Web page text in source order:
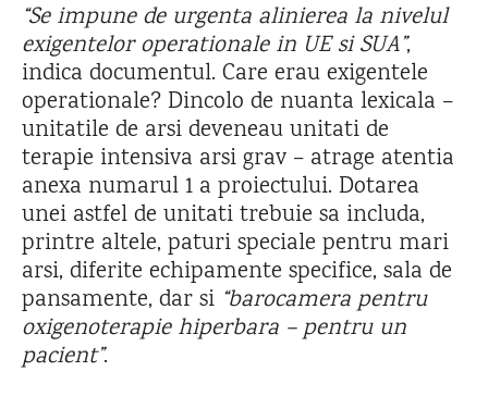
“Se impune de urgenta alinierea la nivelul
exigentelor operationale in UE si SUA”,
indica documentul. Care erau exigentele
operationale? Dincolo de nuanta lexicala –
unitatile de arsi deveneau unitati de
terapie intensiva arsi grav – atrage atentia
anexa numarul 1 a proiectului. Dotarea
unei astfel de unitati trebuie sa includa,
printre altele, paturi speciale pentru mari
arsi, diferite echipamente specifice, sala de
pansamente, dar si “barocamera pentru
oxigenoterapie hiperbara – pentru un
pacient”.